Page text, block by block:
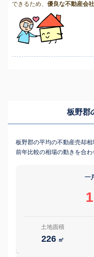
できるため、 優良な不動産会社
板野郡
板野郡の平均の不動産売却相
前年比較の相場の動きを合わ
一
土地面積
226 ㎡